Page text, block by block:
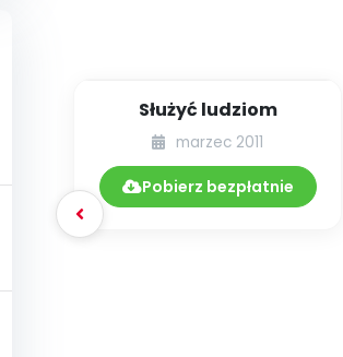
Służyć ludziom
marzec 2011
Pobierz bezpłatnie